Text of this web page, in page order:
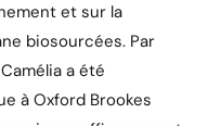
et sur la
biosourcées. Par
a été
à Oxford Brookes